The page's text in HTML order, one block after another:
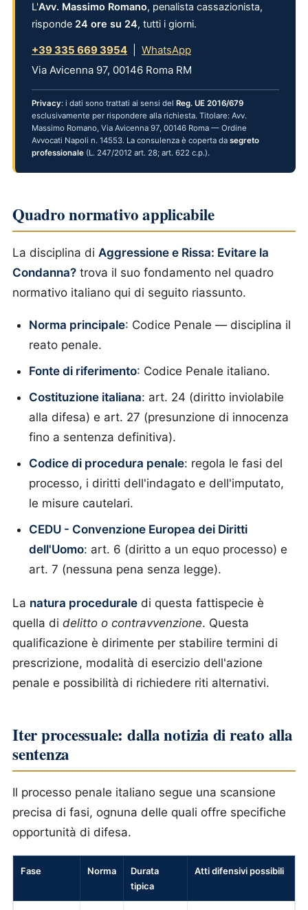
L'Avv. Massimo Romano, penalista cassazionista,
risponde 24 ore su 24, tutti i giorni.
+39 335 669 3954
WhatsApp
Via Avicenna 97, 00146 Roma RM
Privacy: i dati sono trattati ai sensi del Reg. UE 2016/679
esclusivamente per rispondere alla richiesta. Titolare: Avv.
Massimo Romano, Via Avicenna 97, 00146 Roma — Ordine
Avvocati Napoli n. 14553. La consulenza è coperta da segreto
professionale (L. 247/2012 art. 28; art. 622 c.p.).
Quadro normativo applicabile
La disciplina di Aggressione e Rissa: Evitare la
Condanna? trova il suo fondamento nel quadro
normativo italiano qui di seguito riassunto.
Norma principale: Codice Penale — disciplina il
reato penale.
Fonte di riferimento: Codice Penale italiano.
Costituzione italiana: art. 24 (diritto inviolabile
alla difesa) e art. 27 (presunzione di innocenza
fino a sentenza definitiva).
Codice di procedura penale: regola le fasi del
processo, i diritti dell'indagato e dell'imputato,
le misure cautelari.
CEDU - Convenzione Europea dei Diritti
dell'Uomo: art. 6 (diritto a un equo processo) e
art. 7 (nessuna pena senza legge).
La natura procedurale di questa fattispecie è
quella di delitto o contravvenzione. Questa
qualificazione è dirimente per stabilire termini di
prescrizione, modalità di esercizio dell'azione
penale e possibilità di richiedere riti alternativi.
Iter processuale: dalla notizia di reato alla
sentenza
Il processo penale italiano segue una scansione
precisa di fasi, ognuna delle quali offre specifiche
opportunità di difesa.
Fase Norma
Durata
tipica
Atti difensivi possibili